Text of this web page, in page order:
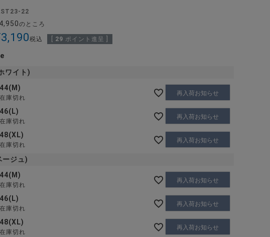
22
4,950のところ
3,190税込 29 ポイント進呈 ]
ワイト)
44(M)
在庫切れ
再入荷お知らせ
46(L)
在庫切れ
再入荷お知らせ
48(XL)
在庫切れ
再入荷お知らせ
ージュ)
44(M)
在庫切れ
再入荷お知らせ
46(L)
在庫切れ
再入荷お知らせ
48(XL)
在庫切れ
再入荷お知らせ